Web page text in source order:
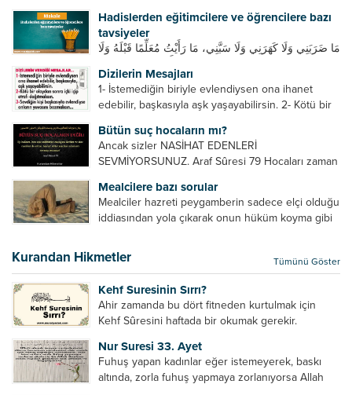
ticaret yapmaktır. Peygamber efendimiz de ticaret
yapmıştır. Hz. Hatice...
Hadislerden eğitimcilere ve öğrencilere bazı
tavsiyeler
مَا ضَرَبَنِي وَلَا كَهَرَنِي وَلَا سَبَّنِي، مَا رَأَيْتُ مُعَلِّمًا قَبْلَهُ وَلَا
ve sellem beni dövmedi, azarlamadı ve bana
sövmedi. Ben ne ondan önce...
Dizilerin Mesajları
1- İstemediğin biriyle evlendiysen ona ihanet
edebilir, başkasıyla aşk yaşayabilirsin. 2- Kötü bir
Sevdiğin kişi başkasıyla evlendiyse onların
yuvasını bozmalısın. 4- Hiçbir dizide...
Bütün suç hocaların mı?
Ancak sizler NASİHAT EDENLERİ
SEVMİYORSUNUZ. Araf Sûresi 79 Hocaları zaman
geliştirmeleri hususunda bazen açık bazen gizli
tenkitlerde bulunmuşuzdur. Örneğin hocalarda
olması gereken hususları sıralar ve...
Mealcilere bazı sorular
Mealciler hazreti peygamberin sadece elçi olduğu
iddiasından yola çıkarak onun hüküm koyma gibi
elçilik yaptığı makam adına teşri yapamaz. Sadece
elçi kelimesinin manasından...
Kurandan Hikmetler Tümünü Göster
Kehf Suresinin Sırrı?
Ahir zamanda bu dört fitneden kurtulmak için
Kehf Sûresini haftada bir okumak gerekir.
din algısı, yanlış din öğreten hoca algısını yenmek
vb. Dini doğru...
Nur Suresi 33. Ayet
Fuhuş yapan kadınlar eğer istemeyerek, baskı
altında, zorla fuhuş yapmaya zorlanıyorsa Allah